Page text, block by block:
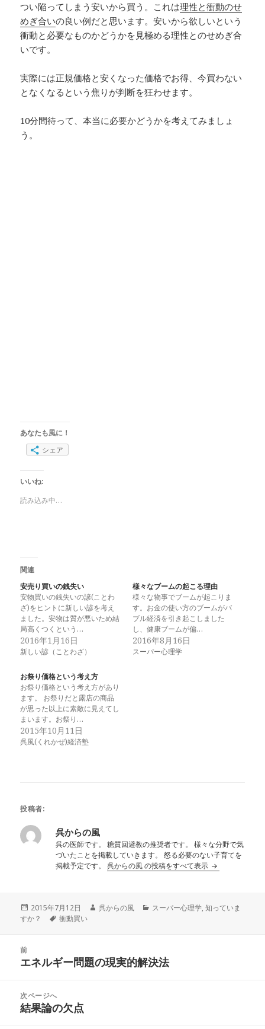
つい陥ってしまう安いから買う。これは理性と衝動のせ
めぎ合いの良い例だと思います。安いから欲しいという
衝動と必要なものかどうかを見極める理性とのせめぎ合
いです。
実際には正規価格と安くなった価格でお得、今買わない
となくなるという焦りが判断を狂わせます。
10分間待って、本当に必要かどうかを考えてみましょ
う。
あなたも風に！
シェア
いいね:
読み込み中…
関連
安売り買いの銭失い
安物買いの銭失いの諺(ことわ
ざ)をヒントに新しい諺を考え
ました。安物は質が悪いため結
局高くつくという…
2016年1月16日
新しい諺（ことわざ）
様々なブームの起こる理由
様々な物事でブームが起こりま
す。お金の使い方のブームがバ
ブル経済を引き起こしました
し、健康ブームが偏…
2016年8月16日
スーパー心理学
お祭り価格という考え方
お祭り価格という考え方があり
ます。 お祭りだと露店の商品
が思った以上に素敵に見えてし
まいます。お祭り…
2015年10月11日
呉風(くれかぜ)経済塾
投稿者:
呉からの風
呉の医師です。 糖質回避教の推奨者です。 様々な分野で気
づいたことを掲載していきます。 怒る必要のない子育てを
掲載予定です。呉からの風 の投稿をすべて表示
投
稿
2015年7月12日
作
呉からの風
カ
スーパー心理学,知っていま
すか？
タ
衝動買い
前
前
投
稿:
エネルギー問題の現実的解決法
次ページへ
次
結果論の欠点